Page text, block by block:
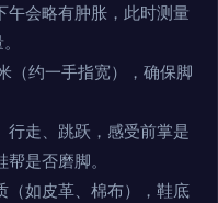
午会略有肿胀，此时测量
（约一手指宽），确保脚
行走、跳跃，感受前掌是
是否磨脚。
（如皮革、棉布），鞋底